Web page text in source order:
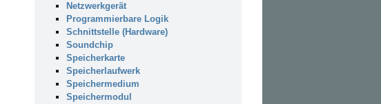
Netzwerkgerät
Programmierbare Logik
Schnittstelle (Hardware)
Soundchip
Speicherkarte
Speicherlaufwerk
Speichermedium
Speichermodul